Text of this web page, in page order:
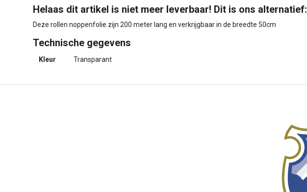
Helaas dit artikel is niet meer leverbaar! Dit is ons alternatief:
Deze rollen noppenfolie zijn 200 meter lang en verkrijgbaar in de breedte 50cm
Technische gegevens
Kleur Transparant